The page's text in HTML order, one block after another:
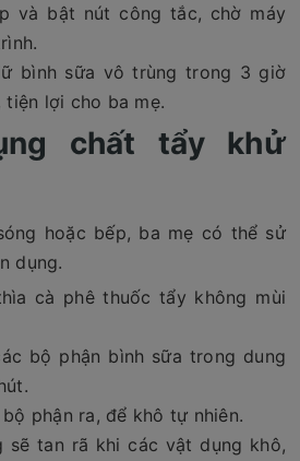
và bật nút công tắc, chờ máy
bình sữa vô trùng trong 3 giờ
tiện lợi cho ba mẹ.
chất tẩy khử
hoặc bếp, ba mẹ có thể sử
dụng.
cà phê thuốc tẩy không mùi
bộ phận bình sữa trong dung
phận ra, để khô tự nhiên.
sẽ tan rã khi các vật dụng khô,